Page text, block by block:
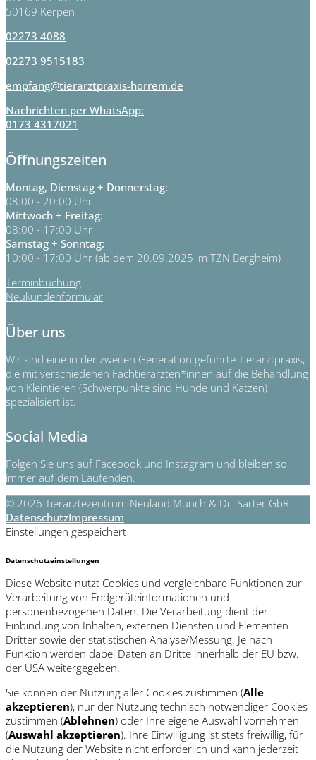
50169 Kerpen
02273 4088
02273 9515183
empfang@tierarztpraxis-horrem.de
Nachrichten per WhatsApp:
0173 4317021
Öffnungszeiten
Montag, Dienstag + Donnerstag:
08:00 - 20:00 Uhr
Mittwoch + Freitag:
08:00 - 17:00 Uhr
Samstag + Sonntag:
10:00 - 17:00 Uhr (ab dem 20.09.2025 im TZN Bergheim)
Terminbuchung
Neukundenformular
Über uns
Wir sind eine in der zweiten Generation geführte Tierarztpraxis,
die mit verschiedenen Fachtierärzten*innen auf die Behandlung
von Kleintieren (Schwerpunkte sind Hunde und Katzen)
spezialisiert ist.
Social Media
Folgen Sie uns auf Facebook und Instagram und bleiben so
immer auf dem Laufenden.
© 2026 Tierärztezentrum Neuland Münch & Dr. Sarter GbR
DatenschutzImpressum
Einstellungen gespeichert
Datenschutzeinstellungen
Diese Website nutzt Cookies und vergleichbare Funktionen zur
Verarbeitung von Endgeräteinformationen und
personenbezogenen Daten. Die Verarbeitung dient der
Einbindung von Inhalten, externen Diensten und Elementen
Dritter sowie der statistischen Analyse/Messung. Je nach
Funktion werden dabei Daten an Dritte innerhalb der EU bzw.
der USA weitergegeben.
Sie können der Nutzung aller Cookies zustimmen (Alle
akzeptieren), nur der Nutzung technisch notwendiger Cookies
zustimmen (Ablehnen) oder Ihre eigene Auswahl vornehmen
(Auswahl akzeptieren). Ihre Einwilligung ist stets freiwillig, für
die Nutzung der Website nicht erforderlich und kann jederzeit